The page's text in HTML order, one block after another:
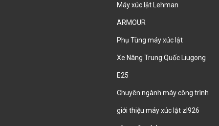
Máy xúc lật Lehman
ARMOUR
Phụ Tùng máy xúc lật
Xe Nâng Trung Quốc Liugong
E25
Chuyên ngành máy công trình
giới thiệu máy xúc lật zl926